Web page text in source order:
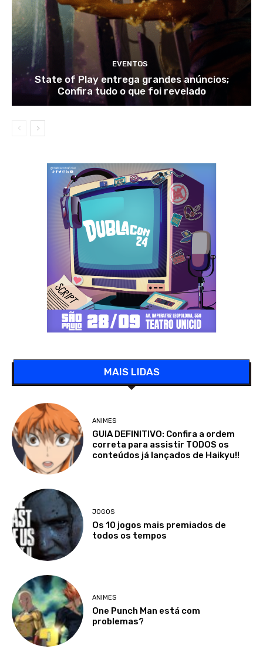
EVENTOS
State of Play entrega grandes anúncios;
Confira tudo o que foi revelado
MAIS LIDAS
ANIMES
GUIA DEFINITIVO: Confira a ordem
correta para assistir TODOS os
conteúdos já lançados de Haikyu!!
JOGOS
Os 10 jogos mais premiados de
todos os tempos
ANIMES
One Punch Man está com
problemas?